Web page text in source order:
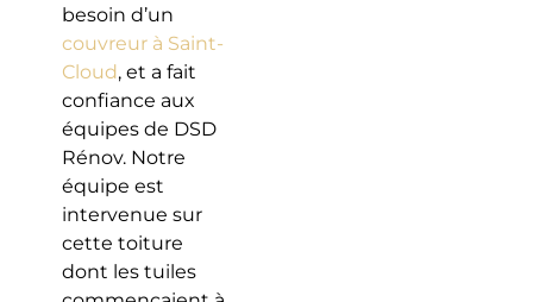
besoin d’un
couvreur à Saint-
Cloud, et a fait
confiance aux
équipes de DSD
Rénov. Notre
équipe est
intervenue sur
cette toiture
dont les tuiles